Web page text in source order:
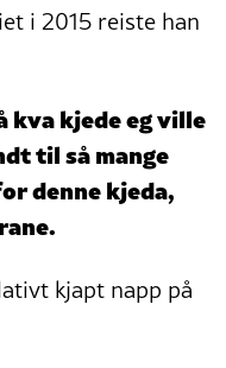
i 2015 reiste han
kva kjede eg ville
til så mange
denne kjeda,
kjapt napp på